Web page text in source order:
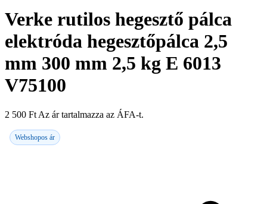
Verke rutilos hegesztő pálca
elektróda hegesztőpálca 2,5
mm 300 mm 2,5 kg E 6013
V75100
2 500 Ft Az ár tartalmazza az ÁFA-t.
Webshopos ár